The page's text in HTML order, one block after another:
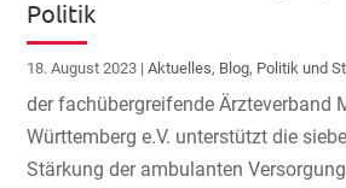
Politik
18. August 2023 |Aktuelles, Blog, Politik und
der fachübergreifende Ärzteverband
Württemberg e.V. unterstützt die
Stärkung der ambulanten